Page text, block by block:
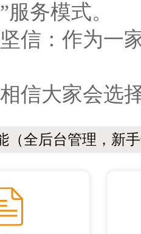
务模式。
：作为一家
大家会选择
（全后台管理，新